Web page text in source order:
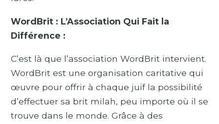
WordBrit : L’Association Qui Fait la
Différence :
C’est là que l’association WordBrit intervient.
WordBrit est une organisation caritative qui
œuvre pour offrir à chaque juif la possibilité
d’effectuer sa brit milah, peu importe où il se
trouve dans le monde. Grâce à des